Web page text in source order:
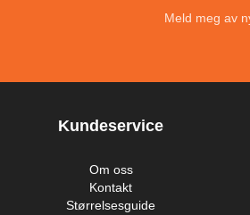
Meld meg av
Kundeservice
Om oss
Kontakt
Størrelsesguide